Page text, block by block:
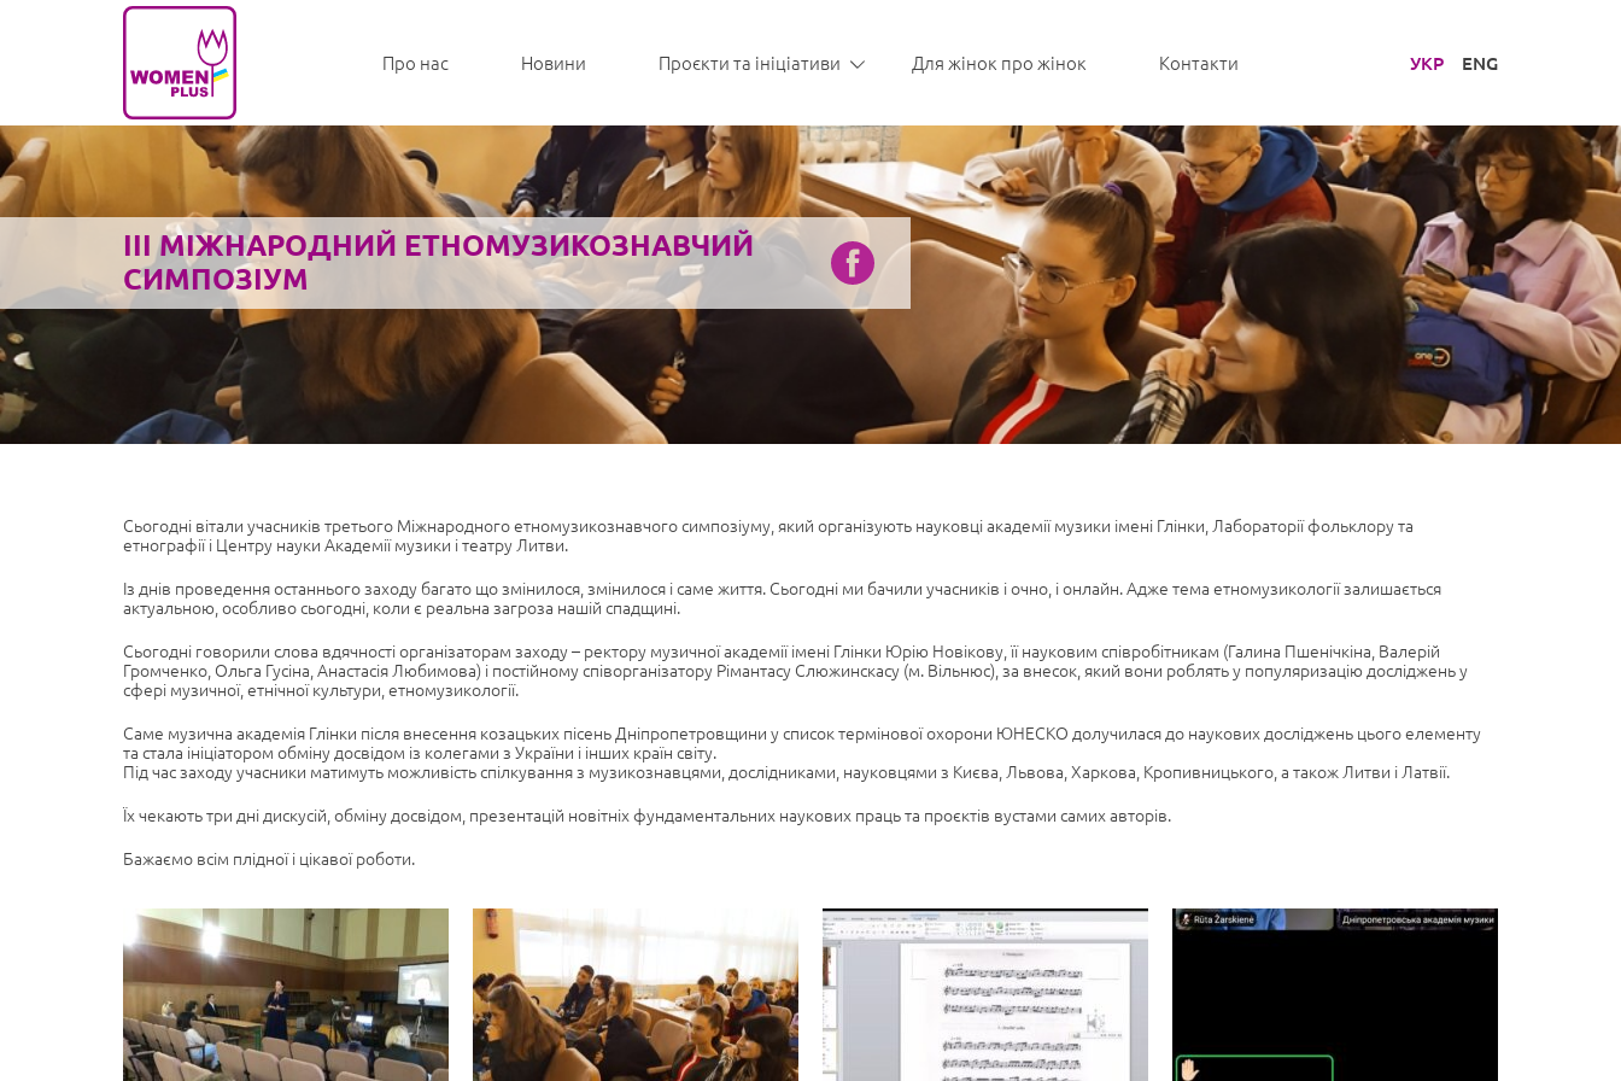
III МІЖНАРОДНИЙ ЕТНОМУЗИКОЗНАВЧИЙ
СИМПОЗІУМ
Сьогодні вітали учасників третього Міжнародного етномузикознавчого симпозіуму, який організують науковці академії музики імені Глінки, Лабораторії фольклору та
етнографії і Центру науки Академії музики і театру Литви.
Із днів проведення останнього заходу багато що змінилося, змінилося і саме життя. Сьогодні ми бачили учасників і очно, і онлайн. Адже тема етномузикології залишається
актуальною, особливо сьогодні, коли є реальна загроза нашій спадщині.
Сьогодні говорили слова вдячності організаторам заходу – ректору музичної академії імені Глінки Юрію Новікову, її науковим співробітникам (Галина Пшенічкіна, Валерій
Громченко, Ольга Гусіна, Анастасія Любимова) і постійному співорганізатору Рімантасу Слюжинскасу (м. Вільнюс), за внесок, який вони роблять у популяризацію досліджень у
сфері музичної, етнічної культури, етномузикології.
Саме музична академія Глінки після внесення козацьких пісень Дніпропетровщини у список термінової охорони ЮНЕСКО долучилася до наукових досліджень цього елементу
та стала ініціатором обміну досвідом із колегами з України і інших країн світу.
Під час заходу учасники матимуть можливість спілкування з музикознавцями, дослідниками, науковцями з Києва, Львова, Харкова, Кропивницького, а також Литви і Латвії.
Їх чекають три дні дискусій, обміну досвідом, презентацій новітніх фундаментальних наукових праць та проєктів вустами самих авторів.
Бажаємо всім плідної і цікавої роботи.
Про нас Новини Проєкти та ініціативи Для жінок про жінок Контакти УКР ENG